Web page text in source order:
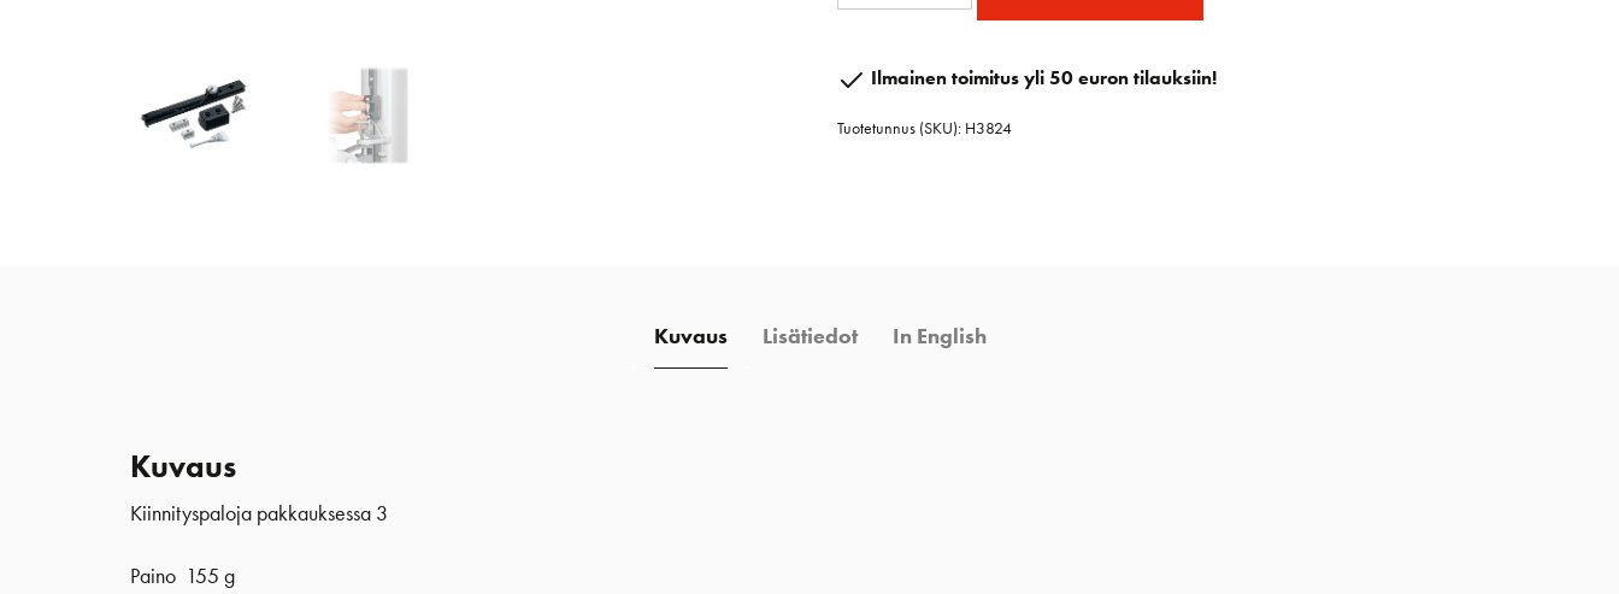
pyöreä
mm
Ilmainen toimitus yli 50 euron tilauksiin!
Tuotetunnus (SKU): H3824
Kuvaus Lisätiedot In English
Kuvaus
Kiinnityspaloja pakkauksessa 3
Paino 155 g